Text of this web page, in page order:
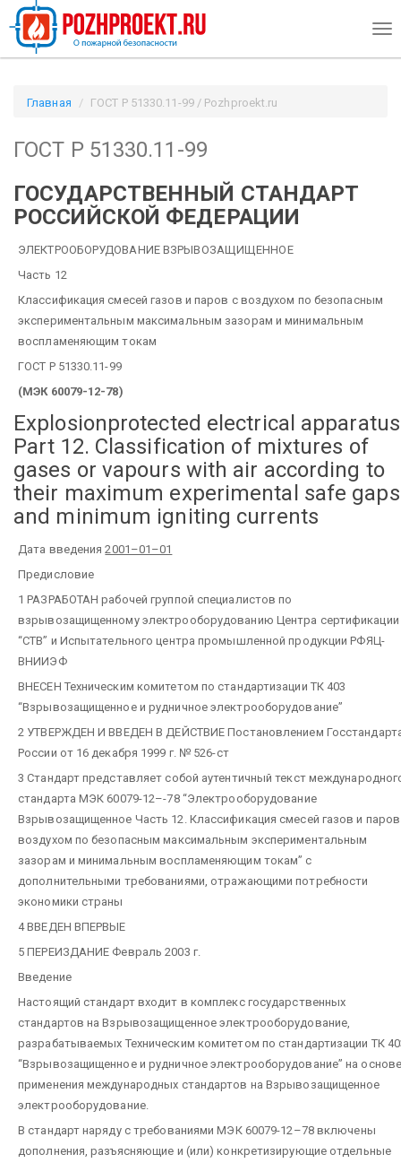
Главная ГОСТ Р 51330.11-99 / Pozhproekt.ru
ГОСТ Р 51330.11-99
ГОСУДАРСТВЕННЫЙ СТАНДАРТ
РОССИЙСКОЙ ФЕДЕРАЦИИ
ЭЛЕКТРООБОРУДОВАНИЕ ВЗРЫВОЗАЩИЩЕННОЕ
Часть 12
Классификация смесей газов и паров с воздухом по безопасным
экспериментальным максимальным зазорам и минимальным
воспламеняющим токам
ГОСТ Р 51330.11-99
(МЭК 60079-12-78)
Explosionprotected electrical
Part 12. Classification of mixtures of
gases or vapours with air according to
their maximum experimental safe gaps
and minimum igniting currents
Дата введения2001–01–01
Предисловие
1 РАЗРАБОТАН рабочей группой специалистов по
взрывозащищенному электрооборудованию Центра сертификации
“СТВ” и Испытательного центра промышленной продукции РФЯЦ-
ВНИИЭФ
ВНЕСЕН Техническим комитетом по стандартизации ТК 403
“Взрывозащищенное и рудничное электрооборудование”
2 УТВЕРЖДЕН И ВВЕДЕН В ДЕЙСТВИЕ Постановлением
России от 16 декабря 1999 г. № 526-ст
3 Стандарт представляет собой аутентичный текст
стандарта МЭК 60079-12–-78 “Электрооборудование
Взрывозащищенное Часть 12. Классификация смесей газов и
воздухом по безопасным максимальным экспериментальным
зазорам и минимальным воспламеняющим токам” с
дополнительными требованиями, отражающими потребности
экономики страны
4 ВВЕДЕН ВПЕРВЫЕ
5 ПЕРЕИЗДАНИЕ Февраль 2003 г.
Введение
Настоящий стандарт входит в комплекс государственных
стандартов на Взрывозащищенное электрооборудование,
разрабатываемых Техническим комитетом по стандартизации ТК
“Взрывозащищенное и рудничное электрооборудование” на
применения международных стандартов на Взрывозащищенное
электрооборудование.
В стандарт наряду с требованиями МЭК 60079-12–78 включены
дополнения, разъясняющие и (или) конкретизирующие отдельные